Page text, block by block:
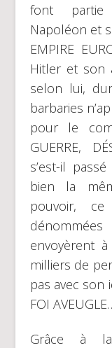
font partie
Napoléon et
EMPIRE
Hitler et son
selon lui,
barbaries
pour le
GUERRE,
s’est-il
bien la
pouvoir, ce
envoyèrent
milliers de
pas avec son
FOI
Grâce à